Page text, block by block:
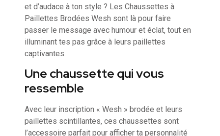
et d’audace à ton style ? Les Chaussettes à
Paillettes Brodées Wesh sont là pour faire
passer le message avec humour et éclat, tout en
illuminant tes pas grâce à leurs paillettes
captivantes.
Une chaussette qui vous
ressemble
Avec leur inscription « Wesh » brodée et leurs
paillettes scintillantes, ces chaussettes sont
l’accessoire parfait pour afficher ta personnalité